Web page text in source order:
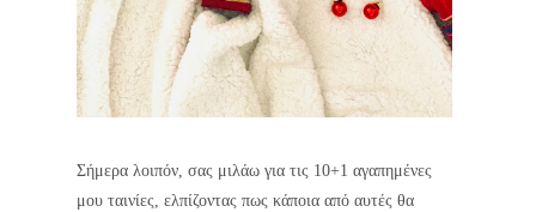
Σήμερα λοιπόν, σας μιλάω για τις 10+1 αγαπημένες
μου ταινίες, ελπίζοντας πως κάποια από αυτές θα